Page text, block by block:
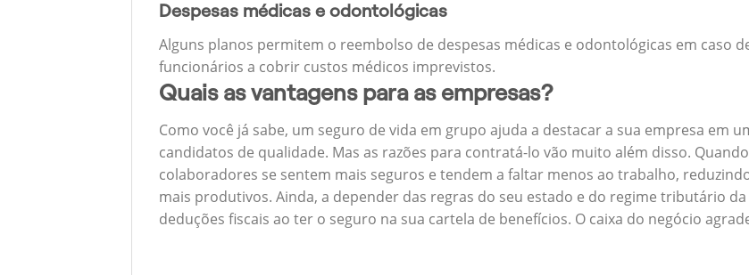
Despesas médicas e odontológicas
Alguns planos permitem o reembolso de despesas médicas e odontológicas em caso
funcionários a cobrir custos médicos imprevistos.
Quais as vantagens para as empresas?
Como você já sabe, um seguro de vida em grupo ajuda a destacar a sua empresa em
candidatos de qualidade. Mas as razões para contratá-lo vão muito além disso.
colaboradores se sentem mais seguros e tendem a faltar menos ao trabalho,
mais produtivos. Ainda, a depender das regras do seu estado e do regime tributário
deduções fiscais ao ter o seguro na sua cartela de benefícios. O caixa do negócio